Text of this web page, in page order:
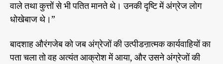
वाले तथा कुत्तों से भी पतित मानते थे। उनकी दृष्टि में अंग्रेज लोग
धोखेबाज थे।”
बादशाह औरंगजेब को जब अंग्रेजों की उत्पीडऩात्मक कार्यवाहियों का
पता चला तो वह अत्यंत आक्रोश में आया, और उसने अंग्रेजों की